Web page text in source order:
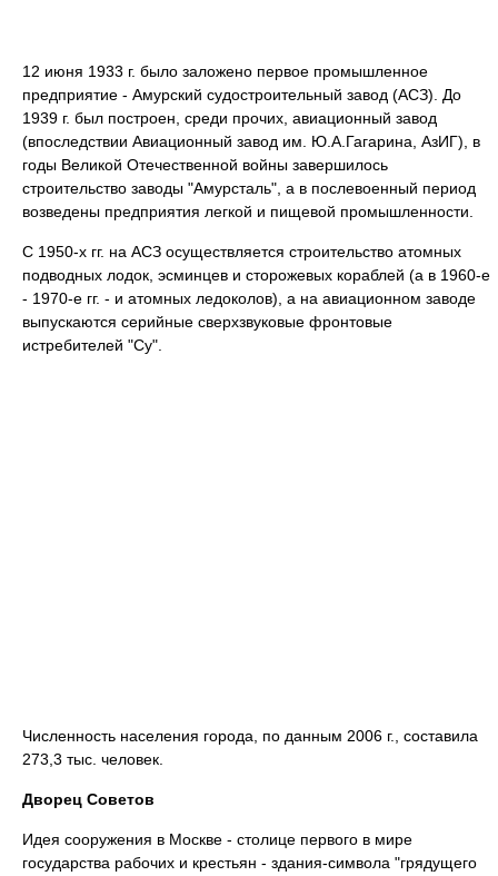
12 июня 1933 г. было заложено первое промышленное
предприятие - Амурский судостроительный завод (АСЗ). До
1939 г. был построен, среди прочих, авиационный завод
(впоследствии Авиационный завод им. Ю.А.Гагарина, АзИГ), в
годы Великой Отечественной войны завершилось
строительство заводы "Амурсталь", а в послевоенный период
возведены предприятия легкой и пищевой промышленности.
С 1950-х гг. на АСЗ осуществляется строительство атомных
подводных лодок, эсминцев и сторожевых кораблей (а в 1960-е
- 1970-е гг. - и атомных ледоколов), а на авиационном заводе
выпускаются серийные сверхзвуковые фронтовые
истребителей "Су".
Численность населения города, по данным 2006 г., составила
273,3 тыс. человек.
Дворец Советов
Идея сооружения в Москве - столице первого в мире
государства рабочих и крестьян - здания-символа "грядущего